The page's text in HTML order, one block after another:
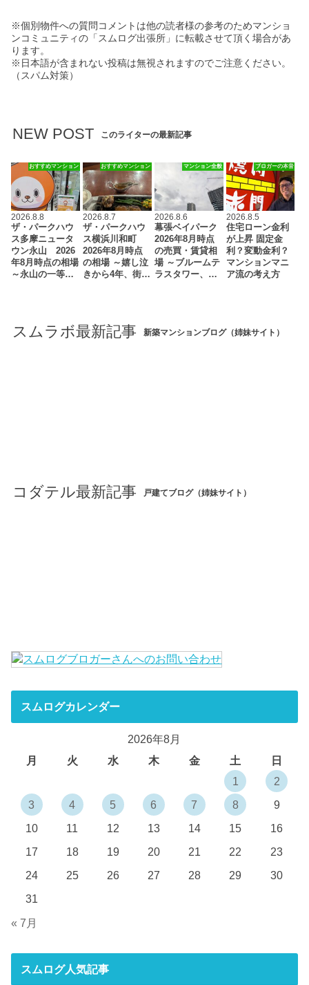
※個別物件への質問コメントは他の読者様の参考のためマンショ
ンコミュニティの「スムログ出張所」に転載させて頂く場合があ
ります。
※日本語が含まれない投稿は無視されますのでご注意ください。
（スパム対策）
NEW POST このライターの最新記事
おすすめマンション
2026.8.8
ザ・パークハウ
ス多摩ニュータ
ウン永山 2026
年8月時点の相場
～永山の一等…
おすすめマンション
2026.8.7
ザ・パークハウ
ス横浜川和町
2026年8月時点
の相場 ～嬉し泣
きから4年、街…
マンション全般
2026.8.6
幕張ベイパーク
2026年8月時点
の売買・賃貸相
場 ～ブルームテ
ラスタワー、…
ブロガーの本音
2026.8.5
住宅ローン金利
が上昇 固定金
利？変動金利？
マンションマニ
ア流の考え方
スムラボ最新記事 新築マンションブログ（姉妹サイト）
コダテル最新記事 戸建てブログ（姉妹サイト）
スムログカレンダー
2026年8月
月
火 水 木 金 土
日
1
2
3
4 5 6 7 8
9
10
11 12 13 14 15
16
17
18 19 20 21 22
23
24
25 26 27 28 29
30
31
« 7月
スムログ人気記事